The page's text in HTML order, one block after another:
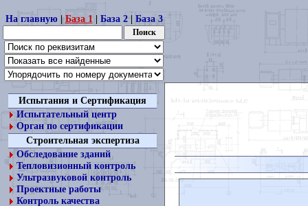
На главную| База 1| База 2| База 3
Испытания и Сертификация
Испытательный центр
Орган по сертификации
Строительная экспертиза
Обследование зданий
Тепловизионный контроль
Ультразвуковой контроль
Проектные работы
Контроль качества